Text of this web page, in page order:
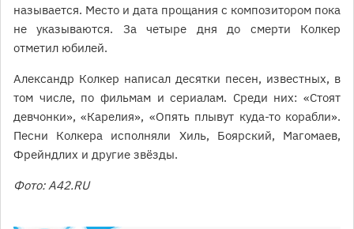
называется. Место и дата прощания с композитором пока
не указываются. За четыре дня до смерти Колкер
отметил юбилей.
Александр Колкер написал десятки песен, известных, в
том числе, по фильмам и сериалам. Среди них: «Стоят
девчонки», «Карелия», «Опять плывут куда-то корабли».
Песни Колкера исполняли Хиль, Боярский, Магомаев,
Фрейндлих и другие звёзды.
Фото: A42.RU